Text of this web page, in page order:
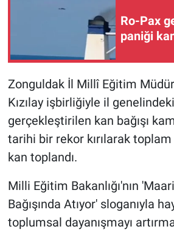
Ro-Pax
paniği
Zonguldak İl Millî Eğitim
Kızılay işbirliğiyle il
gerçekleştirilen kan bağışı
tarihi bir rekor kırılarak
kan toplandı.
Milli Eğitim Bakanlığı'nın
Bağışında Atıyor' sloganıyla
toplumsal dayanışmayı